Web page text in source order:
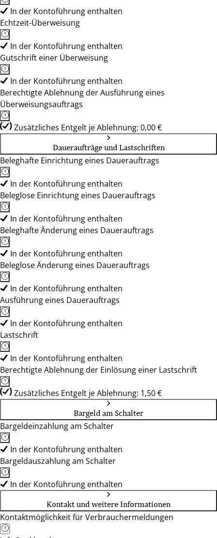
In der Kontoführung enthalten
Echtzeit-Überweisung
In der Kontoführung enthalten
Gutschrift einer Überweisung
In der Kontoführung enthalten
Berechtigte Ablehnung der Ausführung eines
Überweisungsauftrags
Zusätzliches Entgelt je Ablehnung: 0,00 €
Daueraufträge und Lastschriften
Beleghafte Einrichtung eines Dauerauftrags
In der Kontoführung enthalten
Beleglose Einrichtung eines Dauerauftrags
In der Kontoführung enthalten
Beleghafte Änderung eines Dauerauftrags
In der Kontoführung enthalten
Beleglose Änderung eines Dauerauftrags
In der Kontoführung enthalten
Ausführung eines Dauerauftrags
In der Kontoführung enthalten
Lastschrift
In der Kontoführung enthalten
Berechtigte Ablehnung der Einlösung einer Lastschrift
Zusätzliches Entgelt je Ablehnung: 1,50 €
Bargeld am Schalter
Bargeldeinzahlung am Schalter
In der Kontoführung enthalten
Bargeldauszahlung am Schalter
In der Kontoführung enthalten
Kontakt und weitere Informationen
Kontaktmöglichkeit für Verbrauchermeldungen